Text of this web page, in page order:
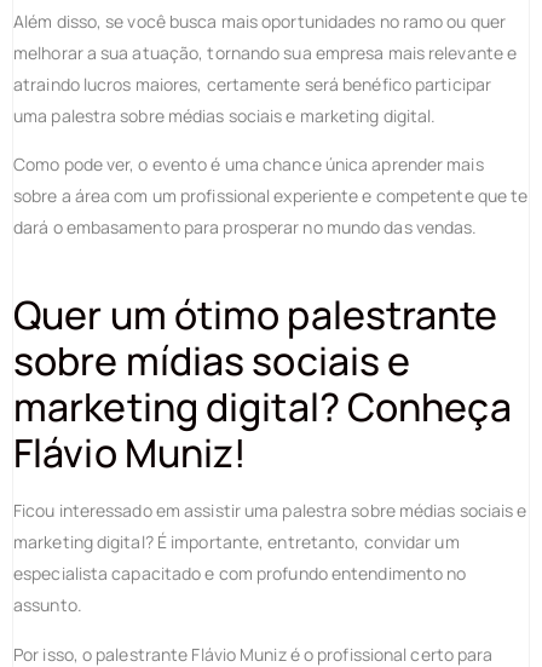
Além disso, se você busca mais oportunidades no ramo ou quer
melhorar a sua atuação, tornando sua empresa mais relevante e
atraindo lucros maiores, certamente será benéfico participar
uma palestra sobre médias sociais e marketing digital.
Como pode ver, o evento é uma chance única aprender mais
sobre a área com um profissional experiente e competente que te
dará o embasamento para prosperar no mundo das vendas.
Quer um ótimo palestrante
sobre mídias sociais e
marketing digital? Conheça
Flávio Muniz!
Ficou interessado em assistir uma palestra sobre médias sociais e
marketing digital? É importante, entretanto, convidar um
especialista capacitado e com profundo entendimento no
assunto.
Por isso, o palestrante Flávio Muniz é o profissional certo para